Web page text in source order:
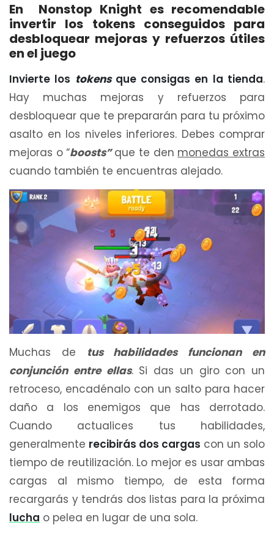
En Nonstop Knight es recomendable
invertir los tokens conseguidos para
desbloquear mejoras y refuerzos útiles
en el juego
Invierte los tokensque consigas en la tienda.
Hay muchas mejoras y refuerzos para
desbloquear que te prepararán para tu próximo
asalto en los niveles inferiores. Debes comprar
mejoras o “boosts”que te den monedas extras
cuando también te encuentras alejado.
Muchas de tus habilidades funcionan en
conjunción entre ellas. Si das un giro con un
retroceso, encadénalo con un salto para hacer
daño a los enemigos que has derrotado.
Cuando actualices tus habilidades,
generalmente recibirás dos cargas con un solo
tiempo de reutilización. Lo mejor es usar ambas
cargas al mismo tiempo, de esta forma
recargarás y tendrás dos listas para la próxima
lucha o pelea en lugar de una sola.